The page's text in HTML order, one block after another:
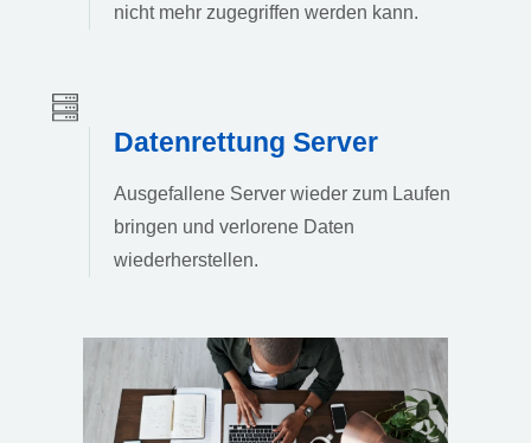
nicht mehr zugegriffen werden kann.
Datenrettung Server
Ausgefallene Server wieder zum Laufen
bringen und verlorene Daten
wiederherstellen.